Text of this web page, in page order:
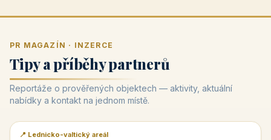
PR MAGAZÍN · INZERCE
Tipy a příběhy partnerů
Reportáže o prověřených objektech — aktivity, aktuální
nabídky a kontakt na jednom místě.
📰 PR článek
📍 Lednicko-valtický areál